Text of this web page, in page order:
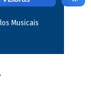
Musicais